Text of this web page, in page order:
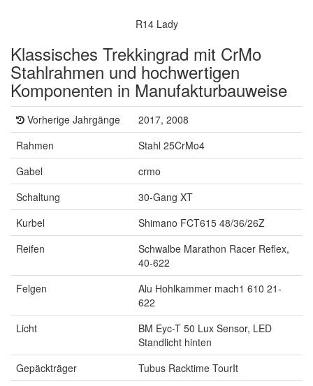
R14 Lady
Klassisches Trekkingrad mit CrMo
Stahlrahmen und hochwertigen
Komponenten in Manufakturbauweise
Vorherige Jahrgänge
2017, 2008
Rahmen
Stahl 25CrMo4
Gabel
crmo
Schaltung
30-Gang XT
Kurbel
Shimano FCT615 48/36/26Z
Reifen
Schwalbe Marathon Racer Reflex,
40-622
Felgen
Alu Hohlkammer mach1 610 21-
622
Licht
BM Eyc-T 50 Lux Sensor, LED
Standlicht hinten
Gepäckträger
Tubus Racktime TourIt